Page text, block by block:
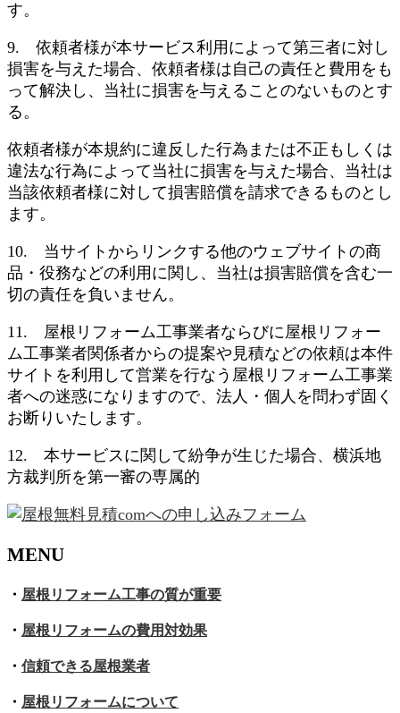
す。
9. 依頼者様が本サービス利用によって第三者に対し
損害を与えた場合、依頼者様は自己の責任と費用をも
って解決し、当社に損害を与えることのないものとす
る。
依頼者様が本規約に違反した行為または不正もしくは
違法な行為によって当社に損害を与えた場合、当社は
当該依頼者様に対して損害賠償を請求できるものとし
ます。
10. 当サイトからリンクする他のウェブサイトの商
品・役務などの利用に関し、当社は損害賠償を含む一
切の責任を負いません。
11. 屋根リフォーム工事業者ならびに屋根リフォー
ム工事業者関係者からの提案や見積などの依頼は本件
サイトを利用して営業を行なう屋根リフォーム工事業
者への迷惑になりますので、法人・個人を問わず固く
お断りいたします。
12. 本サービスに関して紛争が生じた場合、横浜地
方裁判所を第一審の専属的
MENU
・ 屋根リフォーム工事の質が重要
・ 屋根リフォームの費用対効果
・ 信頼できる屋根業者
・ 屋根リフォームについて